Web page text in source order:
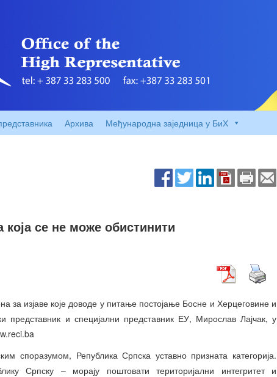
Архива Међународна заједница у БиХ
која се не може обистинити
изјаве које доводе у питање постојање Босне и Херцеговине и
представник и специјални представник ЕУ, Мирослав Лајчак, у
споразумом, Република Српска уставно призната категорија.
Српску – морају поштовати територијални интегритет и